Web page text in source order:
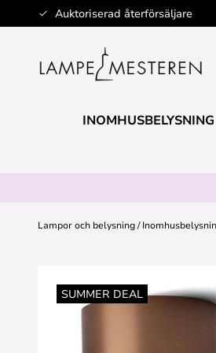
Auktoriserad återförsäljare
Hoppa
till
INOMHUSBELYSNING
Lampor och belysning
SUMMER DEAL